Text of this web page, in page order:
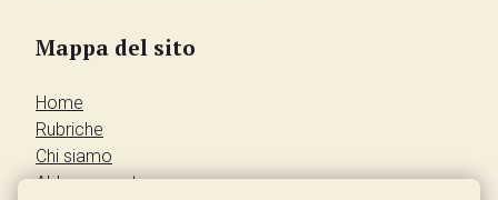
Mappa del sito
Home
Rubriche
Chi siamo
Abbonamento